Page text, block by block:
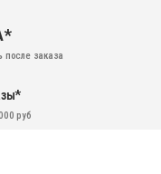
заказа
руб